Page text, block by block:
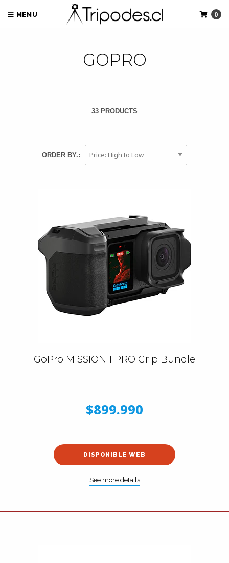
MENU 0
GOPRO
33 PRODUCTS
ORDER BY.:
GoPro MISSION 1 PRO Grip Bundle
$899.990
DISPONIBLE WEB
See more details